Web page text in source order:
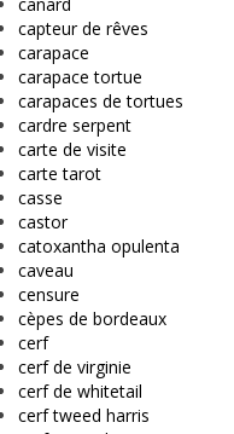
capteur de rêves
carapace
carapace tortue
carapaces de tortues
cardre serpent
carte de visite
carte tarot
casse
castor
catoxantha opulenta
caveau
censure
cèpes de bordeaux
cerf
cerf de virginie
cerf de whitetail
cerf tweed harris